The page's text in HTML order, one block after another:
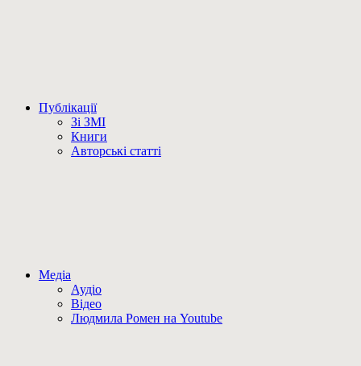
Публікації
Зі ЗМІ
Книги
Авторські статті
Медіа
Аудіо
Відео
Людмила Ромен на Youtube